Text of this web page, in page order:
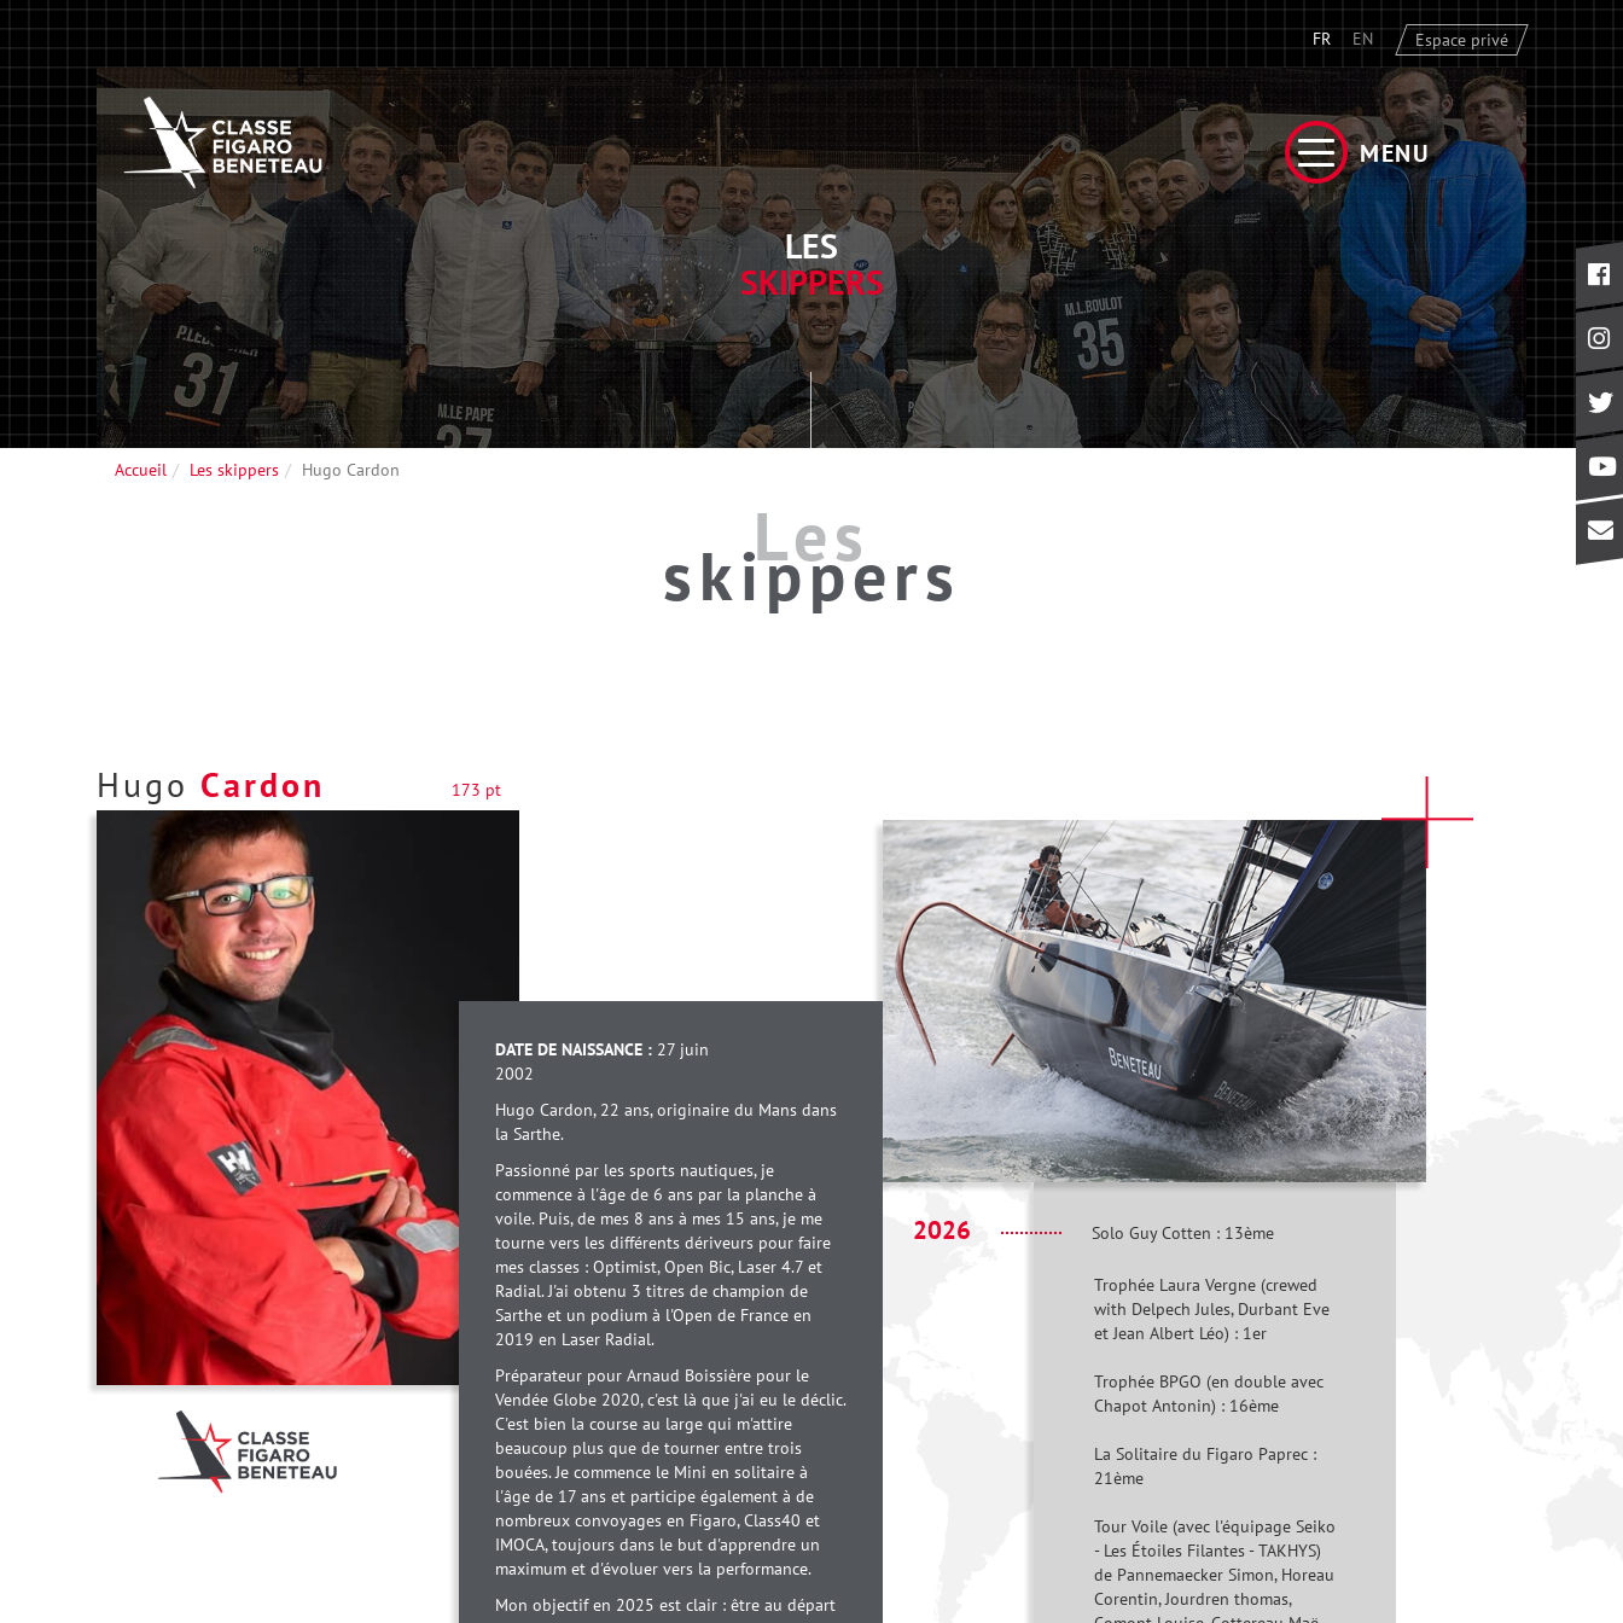
FR EN Espace privé
MENU
LES
SKIPPERS
Accueil Les skippers Hugo Cardon
Les
skippers
Hugo Cardon 173 pt
DATE DE NAISSANCE : 27 juin
2002
Hugo Cardon, 22 ans, originaire du Mans dans
la Sarthe.
Passionné par les sports nautiques, je
commence à l'âge de 6 ans par la planche à
voile. Puis, de mes 8 ans à mes 15 ans, je me
tourne vers les différents dériveurs pour faire
mes classes : Optimist, Open Bic, Laser 4.7 et
Radial. J'ai obtenu 3 titres de champion de
Sarthe et un podium à l'Open de France en
2019 en Laser Radial.
Préparateur pour Arnaud Boissière pour le
Vendée Globe 2020, c'est là que j'ai eu le déclic.
C'est bien la course au large qui m'attire
beaucoup plus que de tourner entre trois
bouées. Je commence le Mini en solitaire à
l'âge de 17 ans et participe également à de
nombreux convoyages en Figaro, Class40 et
IMOCA, toujours dans le but d'apprendre un
maximum et d'évoluer vers la performance.
Mon objectif en 2025 est clair : être au départ
2026 Solo Guy Cotten : 13ème
Trophée Laura Vergne (crewed
with Delpech Jules, Durbant Eve
et Jean Albert Léo) : 1er
Trophée BPGO (en double avec
Chapot Antonin) : 16ème
La Solitaire du Figaro Paprec :
21ème
Tour Voile (avec l'équipage Seiko
- Les Étoiles Filantes - TAKHYS)
de Pannemaecker Simon, Horeau
Corentin, Jourdren thomas,